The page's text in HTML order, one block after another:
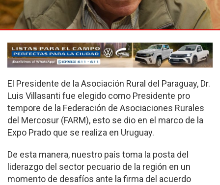
El Presidente de la Asociación Rural del Paraguay, Dr.
Luis Villasanti fue elegido como Presidente pro
tempore de la Federación de Asociaciones Rurales
del Mercosur (FARM), esto se dio en el marco de la
Expo Prado que se realiza en Uruguay.
De esta manera, nuestro país toma la posta del
liderazgo del sector pecuario de la región en un
momento de desafíos ante la firma del acuerdo